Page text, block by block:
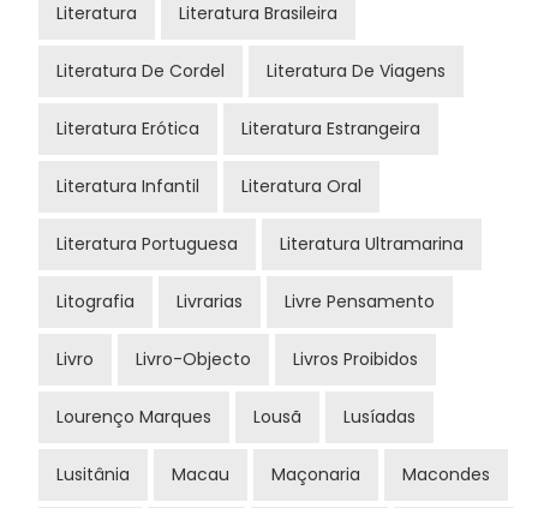
Literatura Literatura Brasileira
Literatura De Cordel Literatura De Viagens
Literatura Erótica Literatura Estrangeira
Literatura Infantil Literatura Oral
Literatura Portuguesa Literatura Ultramarina
Litografia Livrarias Livre Pensamento
Livro Livro-Objecto Livros Proibidos
Lourenço Marques Lousã Lusíadas
Lusitânia Macau Maçonaria Macondes